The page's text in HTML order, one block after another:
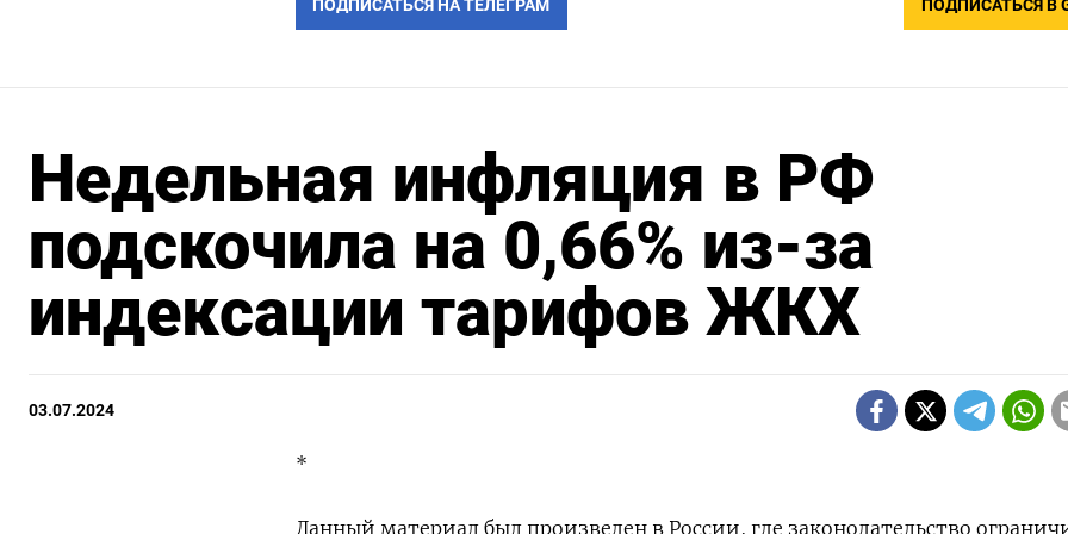
ПОДПИСАТЬСЯ НА ТЕЛЕГРАМ ПОДПИСАТЬСЯ В
Недельная инфляция в РФ
подскочила на 0,66% из-за
индексации тарифов ЖКХ
03.07.2024
*
Данный материал был произведен в России, где законодательство